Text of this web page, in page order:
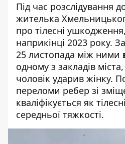
Під час розслідування
жителька
про тілесні
наприкінці 2023 року.
25 листопада між ними
одному з закладів
чоловік ударив жінку.
переломи ребер зі
кваліфікується як
середньої тяжкості.